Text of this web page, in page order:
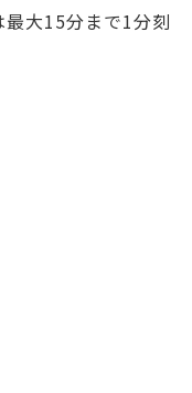
最大15分まで1分刻